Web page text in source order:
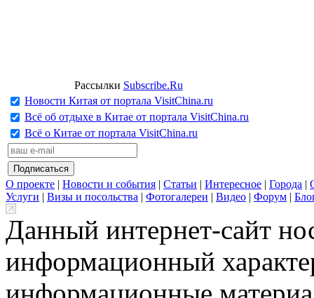
Рассылки Subscribe.Ru
Новости Китая от портала VisitChina.ru
Всё об отдыхе в Китае от портала VisitChina.ru
Всё о Китае от портала VisitChina.ru
О проекте | Новости и события | Статьи | Интересное | Города |
Услуги | Визы и посольства | Фотогалереи | Видео | Форум |
Данный интернет-сайт
информационный